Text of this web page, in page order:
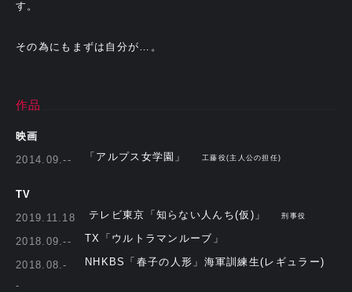
す。
その為にもまずは自分が…。
作品
映画
2014.09.--
「アルプス女学園」 工藤役(主人公の担任)
TV
2019.11.18
テレビ東京「知らない人んち(仮)」 刑事役
2018.09.-- TX「ウルトラマンルーブ」
2018.08.-
-
NHKBS「春子の人形」海軍訓練生(レギュラー)